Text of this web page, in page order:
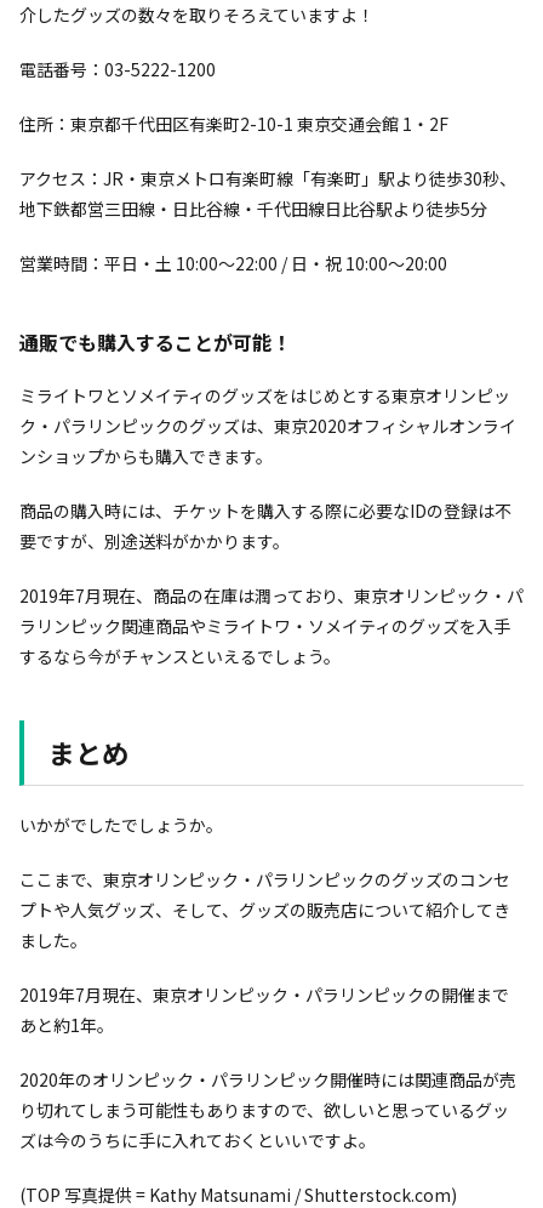
介したグッズの数々を取りそろえていますよ！
電話番号：03-5222-1200
住所：東京都千代田区有楽町2-10-1 東京交通会館 1・2F
アクセス：JR・東京メトロ有楽町線「有楽町」駅より徒歩30秒、
地下鉄都営三田線・日比谷線・千代田線日比谷駅より徒歩5分
営業時間：平日・土 10:00～22:00 / 日・祝 10:00～20:00
通販でも購入することが可能！
ミライトワとソメイティのグッズをはじめとする東京オリンピッ
ク・パラリンピックのグッズは、東京2020オフィシャルオンライ
ンショップからも購入できます。
商品の購入時には、チケットを購入する際に必要なIDの登録は不
要ですが、別途送料がかかります。
2019年7月現在、商品の在庫は潤っており、東京オリンピック・パ
ラリンピック関連商品やミライトワ・ソメイティのグッズを入手
するなら今がチャンスといえるでしょう。
まとめ
いかがでしたでしょうか。
ここまで、東京オリンピック・パラリンピックのグッズのコンセ
プトや人気グッズ、そして、グッズの販売店について紹介してき
ました。
2019年7月現在、東京オリンピック・パラリンピックの開催まで
あと約1年。
2020年のオリンピック・パラリンピック開催時には関連商品が売
り切れてしまう可能性もありますので、欲しいと思っているグッ
ズは今のうちに手に入れておくといいですよ。
(TOP 写真提供 = Kathy Matsunami / Shutterstock.com)